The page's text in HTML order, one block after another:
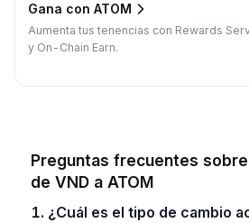
Gana con ATOM
Aumenta tus tenencias con Rewards
y On-Chain Earn.
Preguntas frecuentes
de VND a ATOM
1. ¿Cuál es el tipo de cambio actual de 1 VND